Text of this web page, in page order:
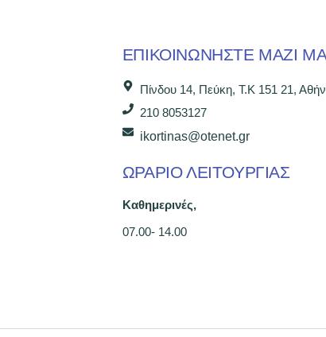
ΕΠΙΚΟΙΝΩΝΉΣΤΕ ΜΑΖΊ
Πίνδου 14, Πεύκη, Τ.Κ 151 21,
210 8053127
ikortinas@otenet.gr
ΩΡΑΡΙΟ ΛΕΙΤΟΥΡΓΙΑΣ
Καθημερινές,
07.00- 14.00